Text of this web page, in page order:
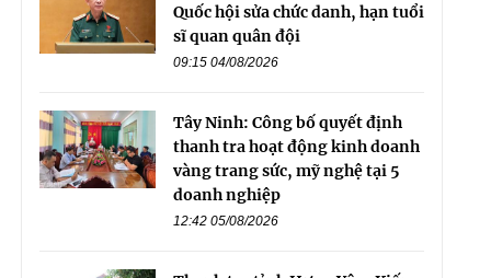
Quốc hội sửa chức danh, hạn tuổi
sĩ quan quân đội
09:15 04/08/2026
Tây Ninh: Công bố quyết định
thanh tra hoạt động kinh doanh
vàng trang sức, mỹ nghệ tại 5
doanh nghiệp
12:42 05/08/2026